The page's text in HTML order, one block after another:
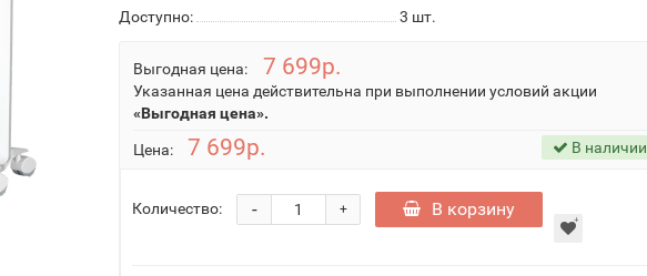
Доступно:
3 шт.
Выгодная цена: 7 699р.
Указанная цена действительна при выполнении условий акции
«Выгодная цена».
Цена: 7 699р. В наличии
Количество: +
- В корзину